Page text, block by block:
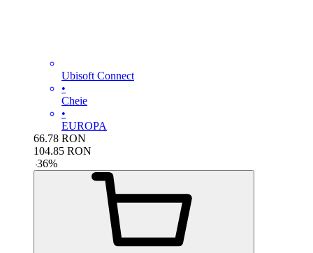
Ubisoft Connect
•
Cheie
•
EUROPA
66.78 RON
104.85 RON
-36%